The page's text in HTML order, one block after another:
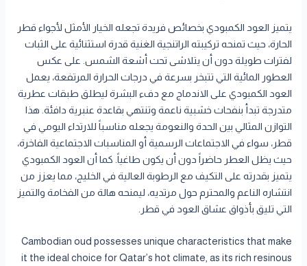
يتميز العود الكمبودي بخصائص فريدة تجعله الخيار الأمثل لأجواء قطر
الحارة، حيث تمنحه تركيبته الراتنجية الغنية قدرة استثنائية على الثبات
لفترات طويلة دون أن يتلاشى تحت أشعة الشمس. على عكس
العطور المائية التي تتبخر بسرعة في درجات الحرارة المرتفعة، يعمل
العود الكمبودي على الاندماج مع دفء البشرة ليطلق طبقات عطرية
متدرجة تبدأ بنفحات خشبية ناعمة وتنتهي بقاعدة عنبرية دافئة. هذا
التوازن المثالي بين الحدة والنعومة يجعله مناسباً للارتداء اليومي في
قطر، سواء في الاجتماعات الرسمية أو المناسبات الاجتماعية الفاخرة،
حيث يظل العطر حاضراً دون أن يكون طاغياً. كما أن العود الكمبودي
يتميز بقدرته على التكيف مع الرطوبة العالية في الخليج، مما يعزز من
انتشاره الناعم والمحترم حول مرتديه، ليمنحه هالة من الفخامة والتميز
التي تليق بأذواق عشاق العود في قطر.
Cambodian oud possesses unique characteristics that make
it the ideal choice for Qatar’s hot climate, as its rich resinous